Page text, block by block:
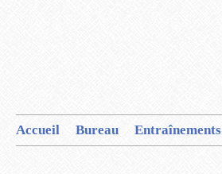
Accueil Bureau Entraînements